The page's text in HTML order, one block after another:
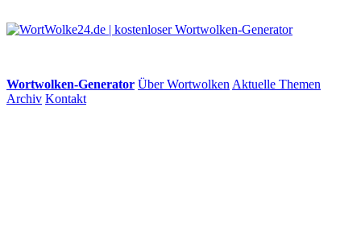
Wortwolken-Generator Über Wortwolken Aktuelle Themen
Archiv Kontakt